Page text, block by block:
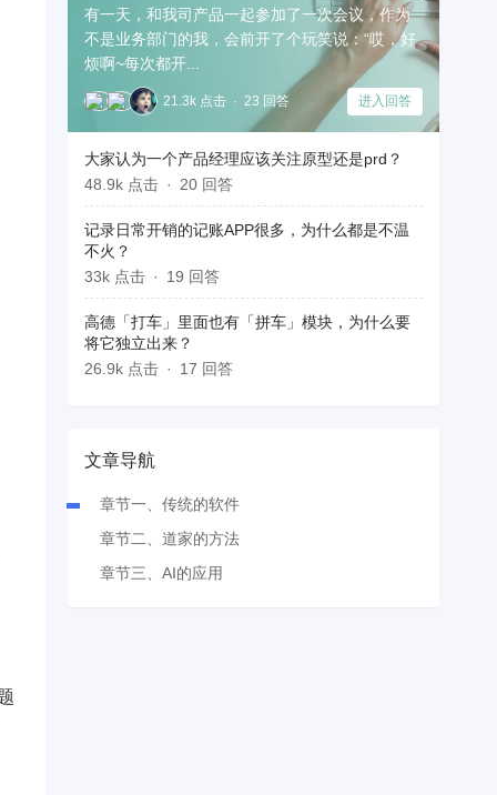
有一天，和我司产品一起参加了一次会议，作为
不是业务部门的我，会前开了个玩笑说：“哎，好
烦啊~每次都开...
21.3k 点击 23 回答 进入回答
大家认为一个产品经理应该关注原型还是prd？
48.9k 点击
20 回答
记录日常开销的记账APP很多，为什么都是不温
不火？
33k 点击
19 回答
高德「打车」里面也有「拼车」模块，为什么要
将它独立出来？
26.9k 点击
17 回答
文章导航
章节一、传统的软件
章节二、道家的方法
章节三、AI的应用